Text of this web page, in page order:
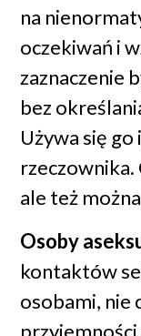
na
oczekiwań i
zaznaczenie
bez
Używa się
rzeczownika.
ale też
Osoby
kontaktów
osobami, nie